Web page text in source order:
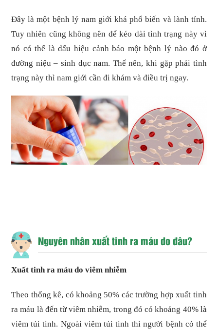
Đây là một bệnh lý nam giới khá phổ biến và lành tính.
Tuy nhiên cũng không nên để kéo dài tình trạng này vì
nó có thể là dấu hiệu cảnh báo một bệnh lý nào đó ở
đường niệu – sinh dục nam. Thế nên, khi gặp phải tình
trạng này thì nam giới cần đi khám và điều trị ngay.
Nguyên nhân xuất tinh ra máu do đâu?
Xuất tinh ra máu do viêm nhiễm
Theo thống kê, có khoảng 50% các trường hợp xuất tinh
ra máu là đến từ viêm nhiễm, trong đó có khoảng 40% là
viêm túi tinh. Ngoài viêm túi tinh thì người bệnh có thể